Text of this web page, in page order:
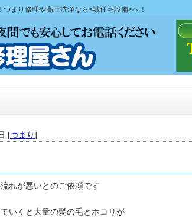
まり修理や高圧洗浄なら<誠住宅設備>へ！
[つまり]
れが悪いとのご依頼です
いくと大量の髪の毛とホコリが